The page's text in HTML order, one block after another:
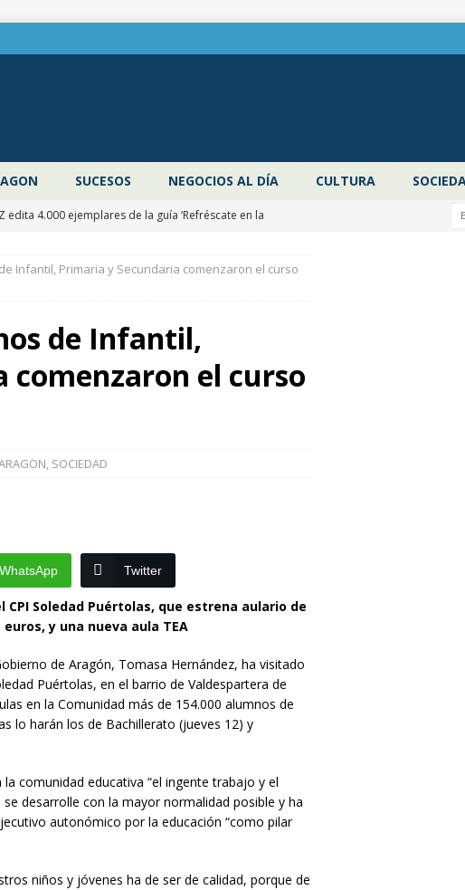
SUCESOS NEGOCIOS AL DÍA CULTURA
edita 4.000 ejemplares de la guía ‘Refréscate en la
ZARAGOZA PROVINCIA
con las entradas agotadas
CULTURA
congela un año más los impuestos municipales y
de Tarazona tras una inversión de 304.000 euros
de robar en el interior de más de media docena de
Infantil, Primaria y Secundaria comenzaron el curso
de Infantil,
comenzaron el curso
, SOCIEDAD
WhatsApp Twitter
Soledad Puértolas, que estrena aulario de
y una nueva aula TEA
de Aragón, Tomasa Hernández, ha visitado
Puértolas, en el barrio de Valdespartera de
en la Comunidad más de 154.000 alumnos de
lo harán los de Bachillerato (jueves 12) y
comunidad educativa “el ingente trabajo y el
desarrolle con la mayor normalidad posible y ha
autonómico por la educación “como pilar
niños y jóvenes ha de ser de calidad, porque de